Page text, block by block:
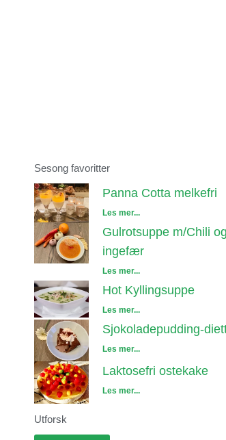
Sesong favoritter
Panna Cotta melkefri
Les mer...
Gulrotsuppe m/Chili og
ingefær
Les mer...
Hot Kyllingsuppe
Les mer...
Sjokoladepudding-
Les mer...
Laktosefri ostekake
Les mer...
Utforsk